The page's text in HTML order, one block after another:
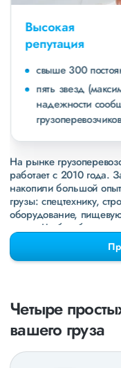
Высокая
репутация
свыше 300
пять звезд
надежности
На рынке
работает с 2010 года.
накопили большой
грузы: спецтехнику,
оборудование,
грузы. Чтобы
свежие примеры
раз в неделю. Также
направления вДНРи
экспедирование. За
который сообщит о
получить
РФ).
Четыре
вашего груза